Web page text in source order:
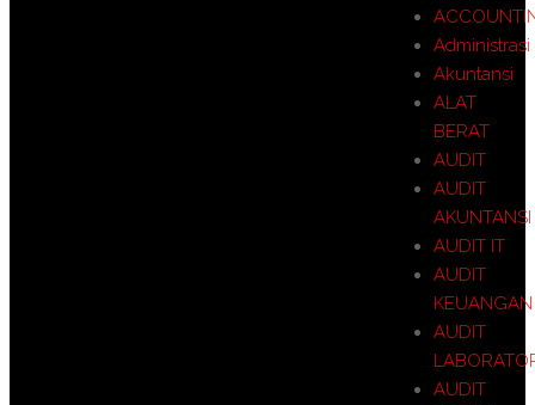
Administrasi
Akuntansi
ALAT
BERAT
AUDIT
AUDIT
AKUNTANSI
AUDIT IT
AUDIT
KEUANGAN
AUDIT
AUDIT